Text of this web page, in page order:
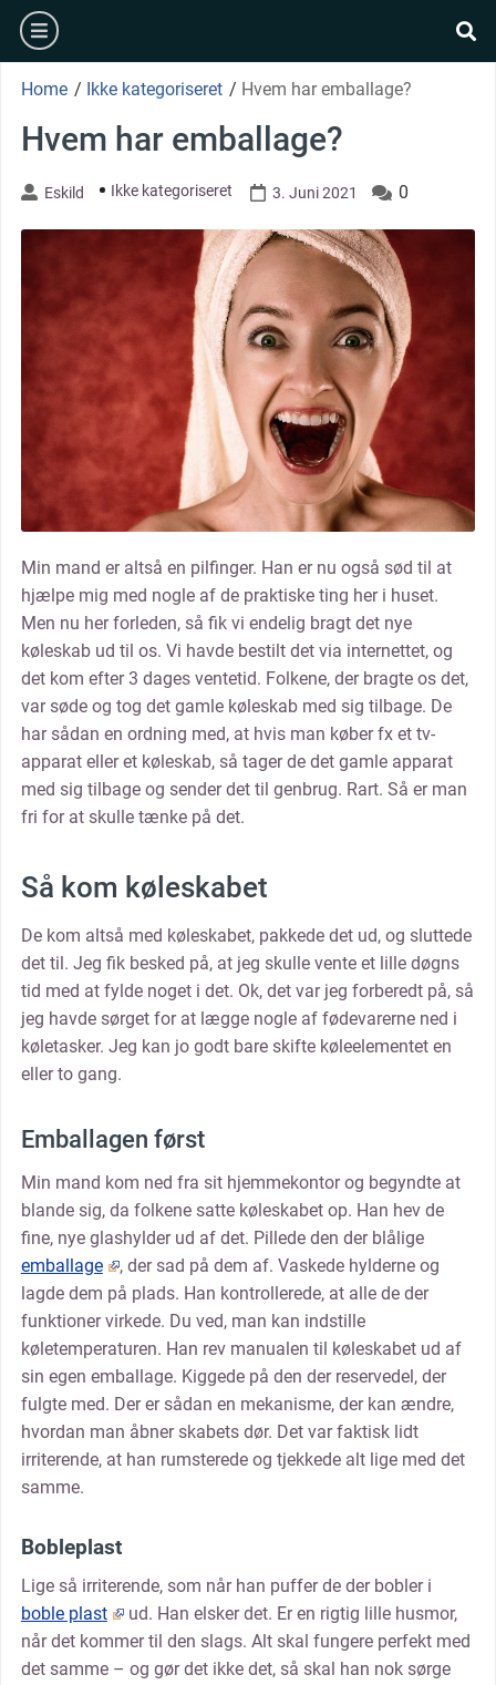
Skip
content
burger
Home / Ikke kategoriseret / Hvem har emballage?
Hvem har emballage?
Eskild Ikke kategoriseret 3. Juni 2021 0
Min mand er altså en pilfinger. Han er nu også sød til at
hjælpe mig med nogle af de praktiske ting her i huset.
Men nu her forleden, så fik vi endelig bragt det nye
køleskab ud til os. Vi havde bestilt det via internettet, og
det kom efter 3 dages ventetid. Folkene, der bragte os det,
var søde og tog det gamle køleskab med sig tilbage. De
har sådan en ordning med, at hvis man køber fx et tv-
apparat eller et køleskab, så tager de det gamle apparat
med sig tilbage og sender det til genbrug. Rart. Så er man
fri for at skulle tænke på det.
Så kom køleskabet
De kom altså med køleskabet, pakkede det ud, og sluttede
det til. Jeg fik besked på, at jeg skulle vente et lille døgns
tid med at fylde noget i det. Ok, det var jeg forberedt på, så
jeg havde sørget for at lægge nogle af fødevarerne ned i
køletasker. Jeg kan jo godt bare skifte køleelementet en
eller to gang.
Emballagen først
Min mand kom ned fra sit hjemmekontor og begyndte at
blande sig, da folkene satte køleskabet op. Han hev de
fine, nye glashylder ud af det. Pillede den der blålige
emballage
, der sad på dem af. Vaskede hylderne og
lagde dem på plads. Han kontrollerede, at alle de der
funktioner virkede. Du ved, man kan indstille
køletemperaturen. Han rev manualen til køleskabet ud af
sin egen emballage. Kiggede på den der reservedel, der
fulgte med. Der er sådan en mekanisme, der kan ændre,
hvordan man åbner skabets dør. Det var faktisk lidt
irriterende, at han rumsterede og tjekkede alt lige med det
samme.
Bobleplast
Lige så irriterende, som når han puffer de der bobler i
boble plast
ud. Han elsker det. Er en rigtig lille husmor,
når det kommer til den slags. Alt skal fungere perfekt med
det samme – og gør det ikke det, så skal han nok sørge